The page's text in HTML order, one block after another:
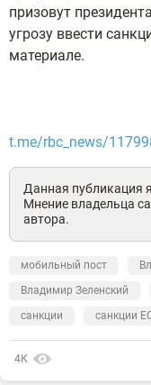
призовут
угрозу ввести
материале.
t.me/rbc_news/
Данная публикация
Мнение владельца
автора.
мобильный пост
Владимир Зеленский
санкции
санкции
4К